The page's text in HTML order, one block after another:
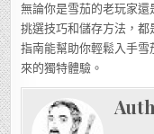
無論你是雪茄的老玩家還
挑選技巧和儲存方法，
指南能幫助你輕鬆入手
來的獨特體驗。